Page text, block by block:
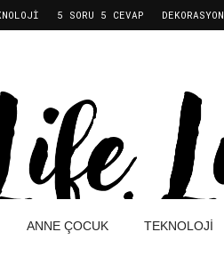
5 SORU 5 CEVAP DEKORASYON
ANNE ÇOCUK TEKNOLOJI